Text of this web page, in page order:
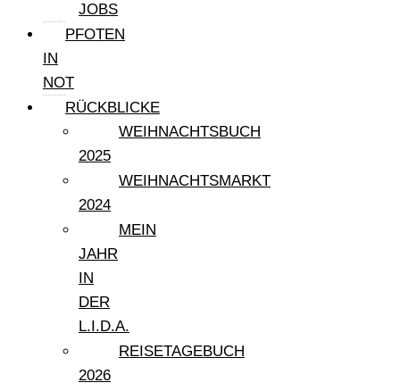
JOBS
PFOTEN
IN
NOT
RÜCKBLICKE
WEIHNACHTSBUCH
2025
WEIHNACHTSMARKT
2024
MEIN
JAHR
IN
DER
L.I.D.A.
REISETAGEBUCH
2026